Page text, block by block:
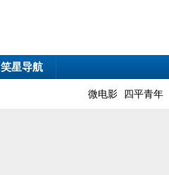
笑星导航
微电影 四平青年